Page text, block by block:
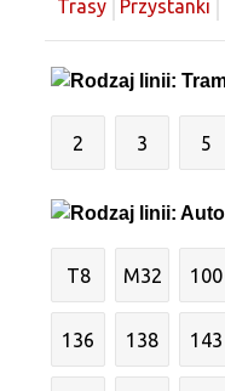
Trasy Przystanki
2 3 5
T8 M32 100
136 138 143